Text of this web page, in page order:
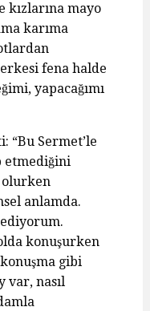
kızlarına mayo
karıma
fena halde
yapacağımı
“Bu Sermet’le
etmediğini
anlamda.
konuşurken
gibi
var, nasıl